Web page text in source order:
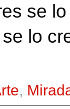
se
lo
,